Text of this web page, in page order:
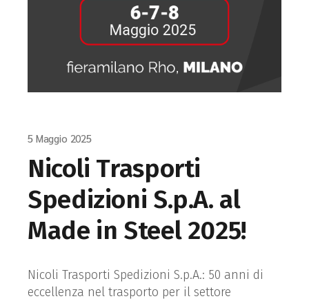
5 Maggio 2025
Nicoli Trasporti
Spedizioni S.p.A. al
Made in Steel 2025!
Nicoli Trasporti Spedizioni S.p.A.: 50 anni di
eccellenza nel trasporto per il settore